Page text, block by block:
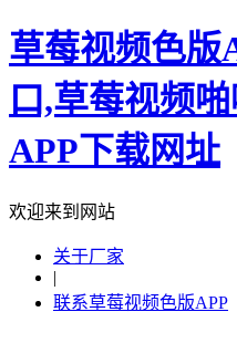
草莓视频色版
口,草莓视频
APP下载网址
欢迎来到网站
关于厂家
|
联系草莓视频色版APP